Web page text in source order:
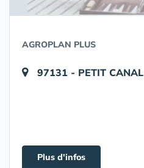
AGROPLAN PLUS
97131 - PETIT CANAL
Plus d'infos